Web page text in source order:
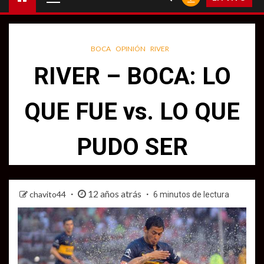
principal
BOCA OPINIÓN RIVER
RIVER – BOCA: LO
QUE FUE vs. LO QUE
PUDO SER
chavito44 12 años atrás 6 minutos de lectura